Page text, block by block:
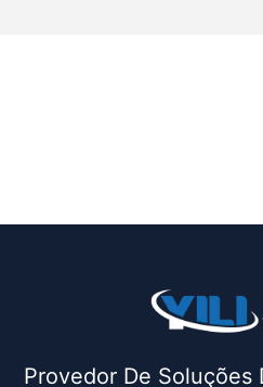
Provedor De Soluções